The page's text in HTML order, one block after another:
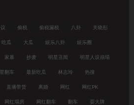
偷税 偷税漏税 八卦 关晓彤
吃瓜 大瓜 娱乐八卦 娱乐圈
家暴 抄袭 明星丑闻 明星人设崩塌
翻车 最新吃瓜 林志玲 热搜
直播带货 离婚 网红 网红PK
网红塌房 网红翻车 翻车 耍大牌